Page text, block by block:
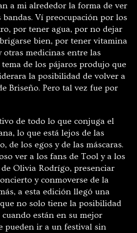
a mi alrededor la forma de ver
bandas. Ví preocupación por los
por tener agua, por no dejar
bien, por tener vitamina
otras medicinas entre las
de los pájaros produjo que
la posibilidad de volver a
Briseño. Pero tal vez fue por
de todo lo que conjuga el
lo que está lejos de las
de los egos y de las máscaras.
ver a los fans de Tool y a los
de Olivia Rodrígo, presenciar
y conmoverse de la
a esta edición llegó una
no solo tiene la posibilidad
están en su mejor
pueden ir a un festival sin